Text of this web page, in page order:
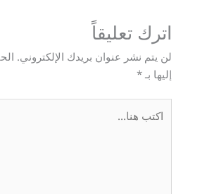
اترك تعليقاً
لن يتم نشر عنوان بريدك الإلكتروني.
إليها بـ*
هنا...